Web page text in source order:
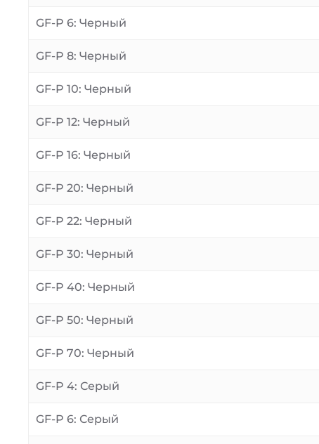
GF-P 6: Черный
GF-P 8: Черный
GF-P 10: Черный
GF-P 12: Черный
GF-P 16: Черный
GF-P 20: Черный
GF-P 22: Черный
GF-P 30: Черный
GF-P 40: Черный
GF-P 50: Черный
GF-P 70: Черный
GF-P 4: Серый
GF-P 6: Серый